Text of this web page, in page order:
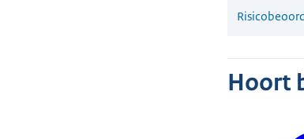
Hoort